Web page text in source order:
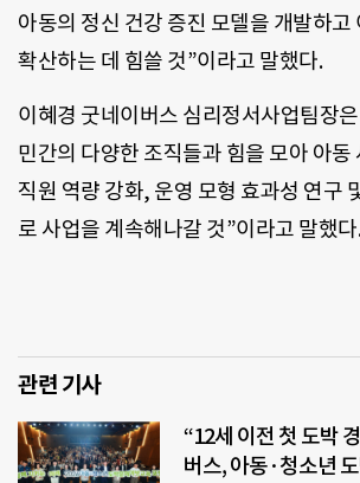
아동의 정신 건강 증진 모델을 개발하고
확산하는 데 힘쓸 것”이라고 말했다.
이혜경 굿네이버스 심리정서사업팀장
민간의 다양한 조직들과 힘을 모아 아동
직원 역량 강화, 운영 모형 효과성 연구
로 사업을 계속해나갈 것”이라고 말했다.
관련 기사
“12세 이전 첫 도박
버스, 아동·청소년